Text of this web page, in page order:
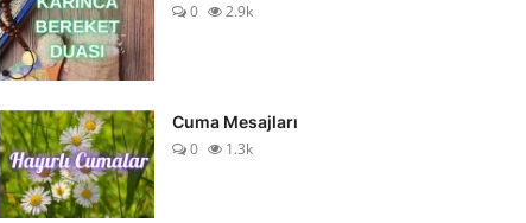
0
2.9k
Cuma Mesajları
0
1.3k